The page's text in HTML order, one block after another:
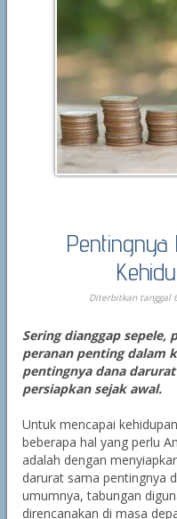
Diterbitkan tanggal
Sering dianggap sepele,
peranan penting dalam
pentingnya dana
persiapkan sejak awal.
Untuk mencapai
beberapa hal yang perlu
adalah dengan
darurat sama pentingnya
umumnya, tabungan
direncanakan di masa